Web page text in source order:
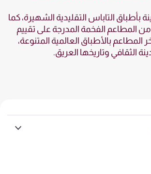
التاباس التقليدية الشهيرة، كما
من المطاعم الفخمة المدرجة على تقييم
بالأطباق العالمية المتنوعة،
الثقافي وتاريخها العريق.